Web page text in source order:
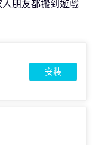
朋友都搬到遊戲
安裝